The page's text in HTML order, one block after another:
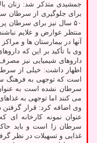
برای جلوگیری از سرطان
۵۰ سال نیز برای سرطان
منتظر عوارض و علایم
آنها در بیمارستان ها و مراکز
وی با تأکید بر این که
داروهای شیمیایی نیز
اظهار داشت: خیلی از
است که توجهی به فرهنگ
سرطان نشده است به عنوان
می کنند اما توجهی به
وی اضافه کرد: قرار گرفتن
عنوان نمونه کارخانه ای
سرطان زا است و باید
غذایی و تسهیلات در نظر